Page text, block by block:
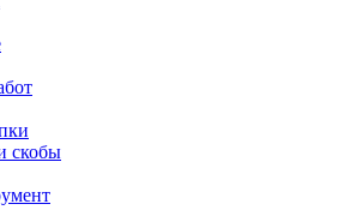
скобы